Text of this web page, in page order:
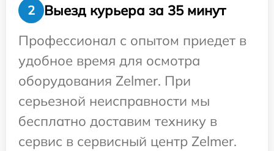
2
Выезд курьера за 35 минут
Профессионал с опытом приедет в
удобное время для осмотра
оборудования Zelmer. При
серьезной неисправности мы
бесплатно доставим технику в
сервис в сервисный центр Zelmer.